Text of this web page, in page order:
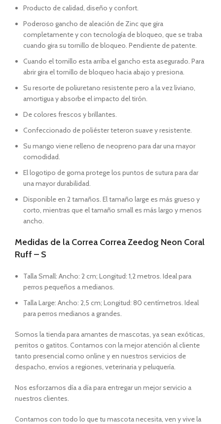
Producto de calidad, diseño y confort.
Poderoso gancho de aleación de Zinc que gira
completamente y con tecnología de bloqueo, que se traba
cuando gira su tornillo de bloqueo. Pendiente de patente.
Cuando el tornillo esta arriba el gancho esta asegurado. Para
abrir gira el tornillo de bloqueo hacia abajo y presiona.
Su resorte de poliuretano resistente pero a la vez liviano,
amortigua y absorbe el impacto del tirón.
De colores frescos y brillantes.
Confeccionado de poliéster teteron suave y resistente.
Su mango viene relleno de neopreno para dar una mayor
comodidad.
El logotipo de goma protege los puntos de sutura para dar
una mayor durabilidad.
Disponible en 2 tamaños. El tamaño large es más grueso y
corto, mientras que el tamaño small es más largo y menos
ancho.
Medidas de la Correa Correa Zeedog Neon Coral
Ruff – S
Talla Small: Ancho: 2 cm; Longitud: 1,2 metros. Ideal para
perros pequeños a medianos.
Talla Large: Ancho: 2,5 cm; Longitud: 80 centímetros. Ideal
para perros medianos a grandes.
Somos la tienda para amantes de mascotas, ya sean exóticas,
perritos o gatitos. Contamos con la mejor atención al cliente
tanto presencial como online y en nuestros servicios de
despacho, envíos a regiones, veterinaria y peluquería.
Nos esforzamos día a día para entregar un mejor servicio a
nuestros clientes.
Contamos con todo lo que tu mascota necesita, ven y vive la